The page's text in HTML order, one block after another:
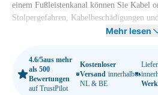
einem Fußleistenkanal können Sie Kabel
Stolpergefahren, Kabelbeschädigungen
Eindruck in Ihrem Arbeitsbereich
Fußleistenkanal spielt dabei eine
Bei Offeco bieten wir eine breite Auswahl
die für verschiedene Anwendungen
Mehr lesen
4.6/5aus mehr
als 500
Bewertungen
auf TrustPilot
Kostenloser
Versand innerhalb
NL & BE